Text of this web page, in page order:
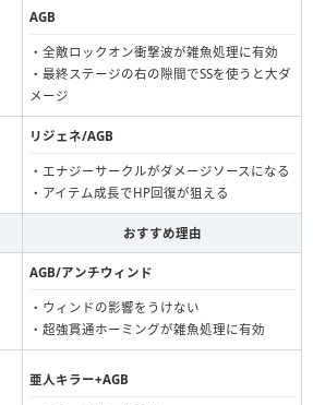
AGB
・全敵ロックオン衝撃波が雑魚処理に有効
・最終ステージの右の隙間でSSを使うと大ダ
メージ
リジェネ/AGB
・エナジーサークルがダメージソースになる
・アイテム成長でHP回復が狙える
おすすめ理由
AGB/アンチウィンド
・ウィンドの影響をうけない
・超強貫通ホーミングが雑魚処理に有効
亜人キラー+AGB